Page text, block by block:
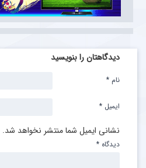
دیدگاهتان را بنویسید
نشانی ایمیل شما منتشر نخواهد شد.
دیدگاه *
نام *
ایمیل *